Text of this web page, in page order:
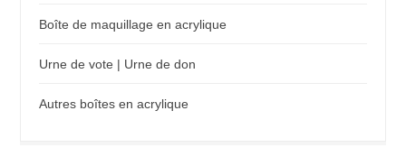
Boîte de maquillage en acrylique
Urne de vote | Urne de don
Autres boîtes en acrylique